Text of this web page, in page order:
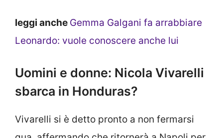
leggi anche Gemma Galgani fa arrabbiare
Leonardo: vuole conoscere anche lui
Uomini e donne: Nicola Vivarelli
sbarca in Honduras?
Vivarelli si è detto pronto a non fermarsi